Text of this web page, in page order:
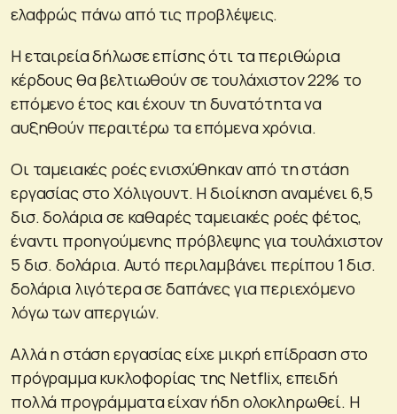
ελαφρώς πάνω από τις προβλέψεις.
Η εταιρεία δήλωσε επίσης ότι τα περιθώρια
κέρδους θα βελτιωθούν σε τουλάχιστον 22% το
επόμενο έτος και έχουν τη δυνατότητα να
αυξηθούν περαιτέρω τα επόμενα χρόνια.
Οι ταμειακές ροές ενισχύθηκαν από τη στάση
εργασίας στο Χόλιγουντ. Η διοίκηση αναμένει 6,5
δισ. δολάρια σε καθαρές ταμειακές ροές φέτος,
έναντι προηγούμενης πρόβλεψης για τουλάχιστον
5 δισ. δολάρια. Αυτό περιλαμβάνει περίπου 1 δισ.
δολάρια λιγότερα σε δαπάνες για περιεχόμενο
λόγω των απεργιών.
Αλλά η στάση εργασίας είχε μικρή επίδραση στο
πρόγραμμα κυκλοφορίας της Netflix, επειδή
πολλά προγράμματα είχαν ήδη ολοκληρωθεί. Η